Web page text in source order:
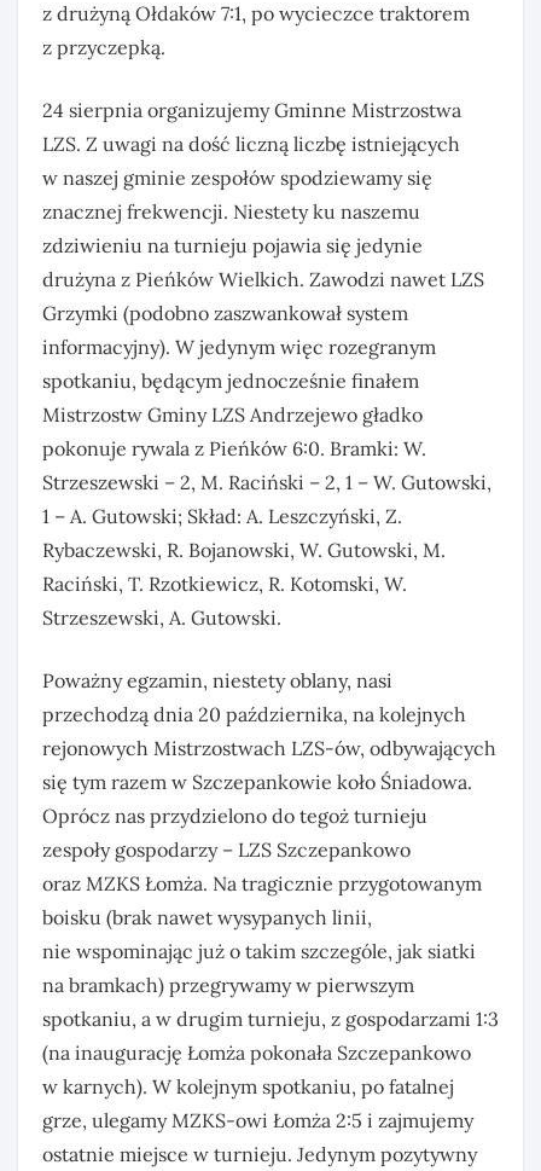
z drużyną Ołdaków 7:1, po wycieczce traktorem
z przyczepką.
24 sierpnia organizujemy Gminne Mistrzostwa
LZS. Z uwagi na dość liczną liczbę istniejących
w naszej gminie zespołów spodziewamy się
znacznej frekwencji. Niestety ku naszemu
zdziwieniu na turnieju pojawia się jedynie
drużyna z Pieńków Wielkich. Zawodzi nawet LZS
Grzymki (podobno zaszwankował system
informacyjny). W jedynym więc rozegranym
spotkaniu, będącym jednocześnie finałem
Mistrzostw Gminy LZS Andrzejewo gładko
pokonuje rywala z Pieńków 6:0. Bramki: W.
Strzeszewski – 2, M. Raciński – 2, 1 – W. Gutowski,
1 – A. Gutowski; Skład: A. Leszczyński, Z.
Rybaczewski, R. Bojanowski, W. Gutowski, M.
Raciński, T. Rzotkiewicz, R. Kotomski, W.
Strzeszewski, A. Gutowski.
Poważny egzamin, niestety oblany, nasi
przechodzą dnia 20 października, na kolejnych
rejonowych Mistrzostwach LZS-ów, odbywających
się tym razem w Szczepankowie koło Śniadowa.
Oprócz nas przydzielono do tegoż turnieju
zespoły gospodarzy – LZS Szczepankowo
oraz MZKS Łomża. Na tragicznie przygotowanym
boisku (brak nawet wysypanych linii,
nie wspominając już o takim szczególe, jak siatki
na bramkach) przegrywamy w pierwszym
spotkaniu, a w drugim turnieju, z gospodarzami 1:3
(na inaugurację Łomża pokonała Szczepankowo
w karnych). W kolejnym spotkaniu, po fatalnej
grze, ulegamy MZKS-owi Łomża 2:5 i zajmujemy
ostatnie miejsce w turnieju. Jedynym pozytywny